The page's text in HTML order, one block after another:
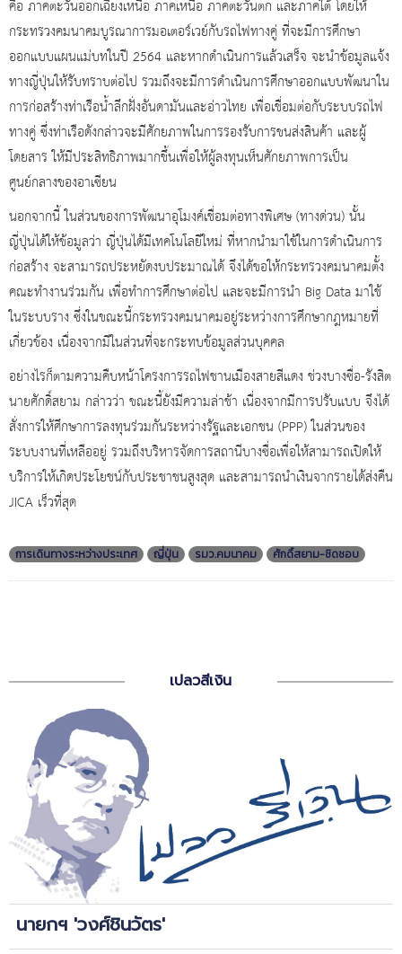
คือ ภาคตะวันออกเฉียงเหนือ ภาคเหนือ ภาคตะวันตก และภาคใต้ โดยให้
กระทรวงคมนาคมบูรณาการมอเตอร์เวย์กับรถไฟทางคู่ ที่จะมีการศึกษา
ออกแบบแผนแม่บทในปี 2564 และหากดำเนินการแล้วเสร็จ จะนำข้อมูลแจ้ง
ทางญี่ปุ่นให้รับทราบต่อไป รวมถึงจะมีการดำเนินการศึกษาออกแบบพัฒนาใน
การก่อสร้างท่าเรือน้ำลึกฝั่งอันดามันและอ่าวไทย เพื่อเชื่อมต่อกับระบบรถไฟ
ทางคู่ ซึ่งท่าเรือดังกล่าวจะมีศักยภาพในการรองรับการขนส่งสินค้า และผู้
โดยสาร ให้มีประสิทธิภาพมากขึ้นเพื่อให้ผู้ลงทุนเห็นศักยภาพการเป็น
ศูนย์กลางของอาเซียน
นอกจากนี้ ในส่วนของการพัฒนาอุโมงค์เชื่อมต่อทางพิเศษ (ทางด่วน) นั้น
ญี่ปุ่นได้ให้ข้อมูลว่า ญี่ปุ่นได้มีเทคโนโลยีใหม่ ที่หากนำมาใช้ในการดำเนินการ
ก่อสร้าง จะสามารถประหยัดงบประมาณได้ จึงได้ขอให้กระทรวงคมนาคมตั้ง
คณะทำงานร่วมกัน เพื่อทำการศึกษาต่อไป และจะมีการนำ Big Data มาใช้
ในระบบราง ซึ่งในขณะนี้กระทรวงคมนาคมอยู่ระหว่างการศึกษากฎหมายที่
เกี่ยวข้อง เนื่องจากมีในส่วนที่จะกระทบข้อมูลส่วนบุคคล
อย่างไรก็ตามความคืบหน้าโครงการรถไฟชานเมืองสายสีแดง ช่วงบางซื่อ-รังสิต
นายศักดิ์สยาม กล่าวว่า ขณะนี้ยังมีความล่าช้า เนื่องจากมีการปรับแบบ จึงได้
สั่งการให้ศึกษาการลงทุนร่วมกันระหว่างรัฐและเอกชน (PPP) ในส่วนของ
ระบบงานที่เหลืออยู่ รวมถึงบริหารจัดการสถานีบางซื่อเพื่อให้สามารถเปิดให้
บริการให้เกิดประโยชน์กับประชาชนสูงสุด และสามารถนำเงินจากรายได้ส่งคืน
JICA เร็วที่สุด
การเดินทางระหว่างประเทศ ญี่ปุ่น รมว.คมนาคม ศักดิ์สยาม-ชิดชอบ
เปลวสีเงิน
นายกฯ 'วงศ์ชินวัตร'